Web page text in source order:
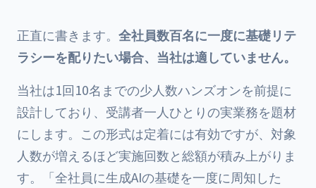
正直に書きます。 全社員数百名に一度に基礎リテ
ラシーを配りたい場合、当社は適していません。
当社は1回10名までの少人数ハンズオンを前提に
設計しており、受講者一人ひとりの実業務を題材
にします。この形式は定着には有効ですが、対象
人数が増えるほど実施回数と総額が積み上がりま
す。「全社員に生成AIの基礎を一度に周知した